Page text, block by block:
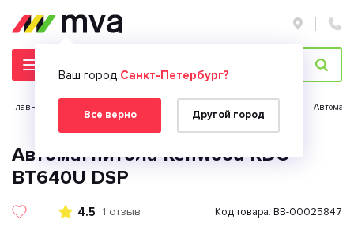
Ваш город Санкт-Петербург?
Все верно Другой город
Главная страница
Автомагнитола Kenwood KDC-
BT640U DSP
4.5 1 отзыв Код товара: BB-00025847